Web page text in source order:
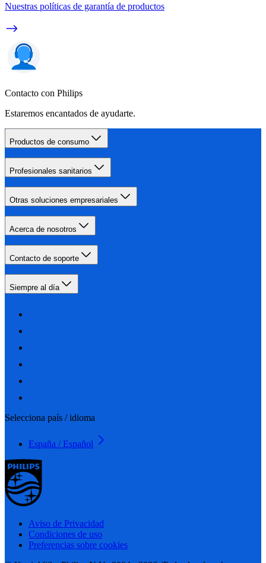
Nuestras políticas de garantía de productos
Contacto con Philips
Estaremos encantados de ayudarte.
Productos de consumo
Profesionales sanitarios
Otras soluciones empresariales
Acerca de nosotros
Contacto de soporte
Siempre al día
Selecciona país / idioma
España / Español
Aviso de Privacidad
Condiciones de uso
Preferencias sobre cookies